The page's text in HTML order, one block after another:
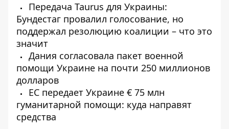
Передача Taurus для Украины:
Бундестаг провалил голосование, но
поддержал резолюцию коалиции – что это
значит
Дания согласовала пакет военной
помощи Украине на почти 250 миллионов
долларов
ЕС передает Украине € 75 млн
гуманитарной помощи: куда направят
средства